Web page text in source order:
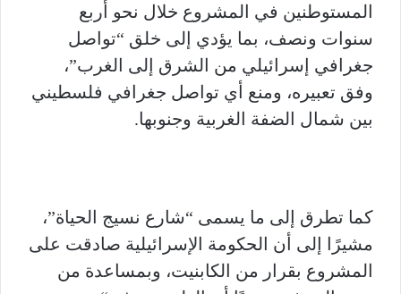
المستوطنين في المشروع خلال نحو أربع
سنوات ونصف، بما يؤدي إلى خلق “تواصل
جغرافي إسرائيلي من الشرق إلى الغرب”،
وفق تعبيره، ومنع أي تواصل جغرافي فلسطيني
بين شمال الضفة الغربية وجنوبها.
كما تطرق إلى ما يسمى “شارع نسيج الحياة”،
مشيرًا إلى أن الحكومة الإسرائيلية صادقت على
المشروع بقرار من الكابنيت، وبمساعدة من